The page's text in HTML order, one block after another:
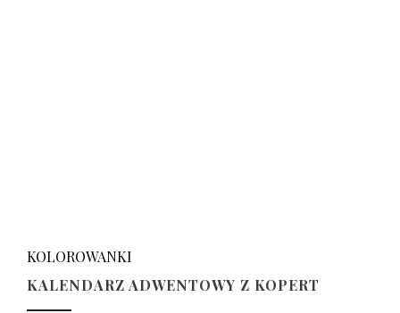
KOLOROWANKI
KALENDARZ ADWENTOWY Z KOPERT